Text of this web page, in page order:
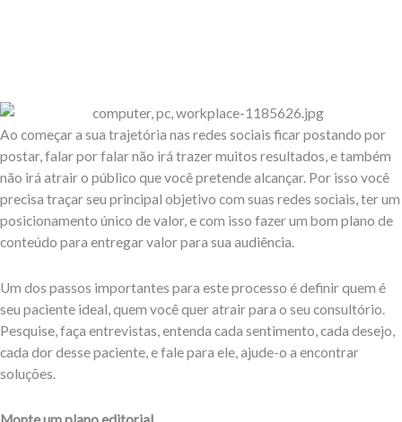
Ao começar a sua trajetória nas redes sociais ficar postando por
postar, falar por falar não irá trazer muitos resultados, e também
não irá atrair o público que você pretende alcançar. Por isso você
precisa traçar seu principal objetivo com suas redes sociais, ter um
posicionamento único de valor, e com isso fazer um bom plano de
conteúdo para entregar valor para sua audiência.
Um dos passos importantes para este processo é definir quem é
seu paciente ideal, quem você quer atrair para o seu consultório.
Pesquise, faça entrevistas, entenda cada sentimento, cada desejo,
cada dor desse paciente, e fale para ele, ajude-o a encontrar
soluções.